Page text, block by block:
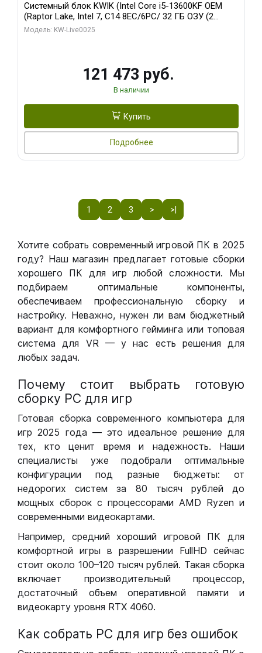
Системный блок KWIK (Intel Core i5-13600KF OEM
(Raptor Lake, Intel 7, C14 8EC/6PC/ 32 ГБ ОЗУ (2
модуля)/ Gigabyte RTX5060 WINDFORCE OC 8GB
Модель: KW-Live0025
121 473 руб.
В наличии
Купить
Подробнее
1 2 3 > >|
Хотите собрать современный игровой ПК в 2025
году? Наш магазин предлагает готовые сборки
хорошего ПК для игр любой сложности. Мы
подбираем оптимальные компоненты,
обеспечиваем профессиональную сборку и
настройку. Неважно, нужен ли вам бюджетный
вариант для комфортного гейминга или топовая
система для VR — у нас есть решения для
любых задач.
Почему стоит выбрать готовую
сборку РС для игр
Готовая сборка современного компьютера для
игр 2025 года — это идеальное решение для
тех, кто ценит время и надежность. Наши
специалисты уже подобрали оптимальные
конфигурации под разные бюджеты: от
недорогих систем за 80 тысяч рублей до
мощных сборок с процессорами AMD Ryzen и
современными видеокартами.
Например, средний хороший игровой ПК для
комфортной игры в разрешении FullHD сейчас
стоит около 100–120 тысяч рублей. Такая сборка
включает производительный процессор,
достаточный объем оперативной памяти и
видеокарту уровня RTX 4060.
Как собрать РС для игр без ошибок